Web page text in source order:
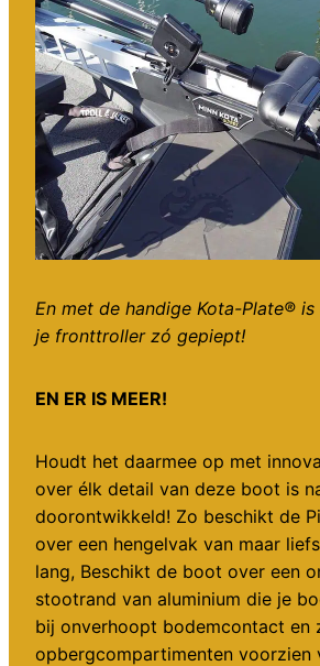
En met de handige Kota-Plate®
je fronttroller zó gepiept!
EN ER IS MEER!
Houdt het daarmee op met
over élk detail van deze boot is
doorontwikkeld! Zo beschikt de
over een hengelvak van maar
lang, Beschikt de boot over een
stootrand van aluminium die je
bij onverhoopt bodemcontact en
opbergcompartimenten voorzien